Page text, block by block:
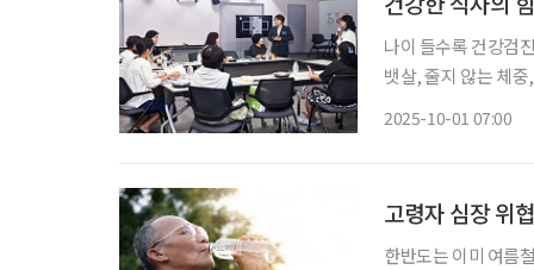
나이 들수록 건강검
뱃살, 줄지 않는 체
2025-10-01 07:00
고령자 심장 위
한반도는 이미 여름